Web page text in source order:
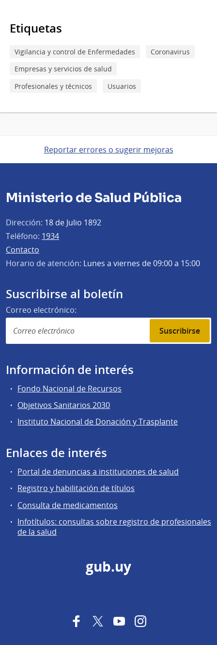
Etiquetas
Vigilancia y control de Enfermedades
Coronavirus
Empresas y servicios de salud
Profesionales y técnicos
Usuarios
Reportar errores o sugerir mejoras
Ministerio de Salud Pública
Dirección: 18 de Julio 1892
Teléfono: 1934
Contacto
Horario de atención: Lunes a viernes de 09:00 a 15:00
Suscribirse al boletín
Correo electrónico:
Suscribirse
Información de interés
Fondo Nacional de Recursos
Objetivos Sanitarios 2030
Instituto Nacional de Donación y Trasplante
Enlaces de interés
Portal de denuncias a instituciones de salud
Registro y habilitación de títulos
Consulta de medicamentos
Infotítulos: consultas sobre registro de profesionales
de la salud
gub.uy
FacebookTwitterYouTubeInstagram